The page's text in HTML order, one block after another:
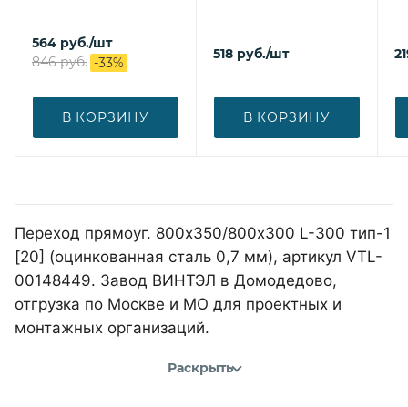
564 руб./шт
846руб. -33%
В КОРЗИНУ
518 руб./шт
В КОРЗИНУ
Переход прямоуг. 800х350/800х300 L-300 тип-1
[20] (оцинкованная сталь 0,7 мм), артикул VTL-
00148449. Завод ВИНТЭЛ в Домодедово,
отгрузка по Москве и МО для проектных и
монтажных организаций.
Раскрыть